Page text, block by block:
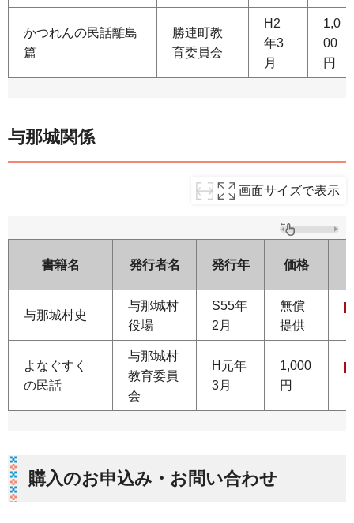
かつれんの民話離島
篇
勝連町教
育委員会
H2
年3
月
1,0
00
円
与那城関係
画面サイズで表示
書籍名 発行者名 発行年 価格
与那城村史
与那城村
役場
S55年
2月
無償
提供
よなぐすく
の民話
与那城村
教育委員
会
H元年
3月
1,000
円
購入のお申込み・お問い合わせ